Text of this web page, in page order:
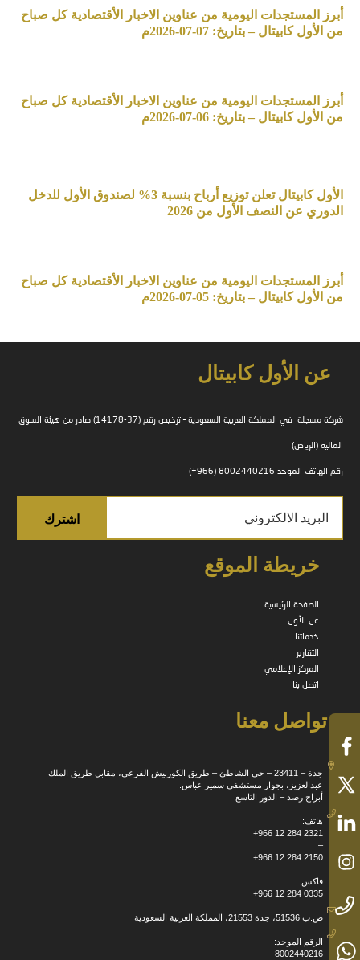
أبرز المستجدات اليومية من عناوين الاخبار الأقتصادية كل صباح
من الأول كابيتال – بتاريخ: 07-07-2026م
أبرز المستجدات اليومية من عناوين الاخبار الأقتصادية كل صباح
من الأول كابيتال – بتاريخ: 06-07-2026م
الأول كابيتال تعلن توزيع أرباح بنسبة 3% لصندوق الأول للدخل
الدوري عن النصف الأول من 2026
أبرز المستجدات اليومية من عناوين الاخبار الأقتصادية كل صباح
من الأول كابيتال – بتاريخ: 05-07-2026م
عن الأول كابيتال
شركة مسجلة في المملكة العربية السعودية – ترخيص رقم (37-14178) صادر من هيئة السوق
المالية (الرياض)
رقم الهاتف الموحد 8002440216 (966+)
خريطة الموقع
الصفحة الرئيسية
عن الأول
خدماتنا
التقارير
المركز الإعلامي
اتصل بنا
تواصل معنا
جدة – 23411 – حي الشاطئ – طريق الكورنيش الفرعي، مقابل طريق الملك
عبدالعزيز، بجوار مستشفى سمير عباس.
أبراج رصد – الدور التاسع
هاتف:
+966 12 284 2321
–
+966 12 284 2150
فاكس:
+966 12 284 0335
ص.ب 51536، جدة 21553، المملكة العربية السعودية
الرقم الموحد:
8002440216